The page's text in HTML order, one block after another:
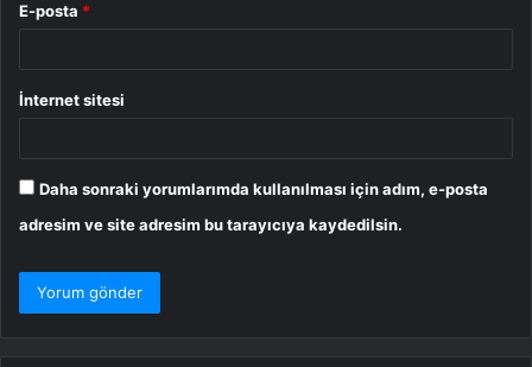
E-posta *
İnternet sitesi
Daha sonraki yorumlarımda kullanılması için adım, e-posta
adresim ve site adresim bu tarayıcıya kaydedilsin.